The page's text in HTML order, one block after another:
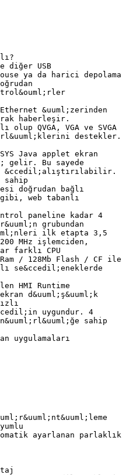
diğer USB
ya da harici depolama
&uuml;zerinden
haberleşir.
olup QVGA, VGA ve SVGA
destekler.
Java applet ekran
gelir. Bu sayede
&ccedil;alıştırılabilir.
sahip
doğrudan bağlı
web tabanlı
paneline kadar 4
grubundan
ilk etapta 3,5
MHz işlemciden,
farklı CPU
/ 128Mb Flash / CF ile
se&ccedil;eneklerde
HMI Runtime
d&uuml;ş&uuml;k
uygundur. 4
sahip
uygulamaları
ayarlanan parlaklık